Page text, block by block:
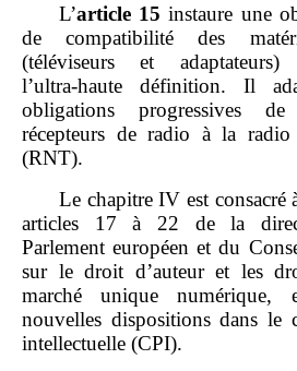
L’article 15 instaure une
de compatibilité des
(téléviseurs et
l’ultra‑haute définition. Il
obligations progressives
récepteurs de radio à la radio
(RNT).
Le chapitre IV est consacré
articles 17 à 22 de la
Parlement européen et du
sur le droit d’auteur et les
marché unique numérique,
nouvelles dispositions dans le
intellectuelle (CPI).